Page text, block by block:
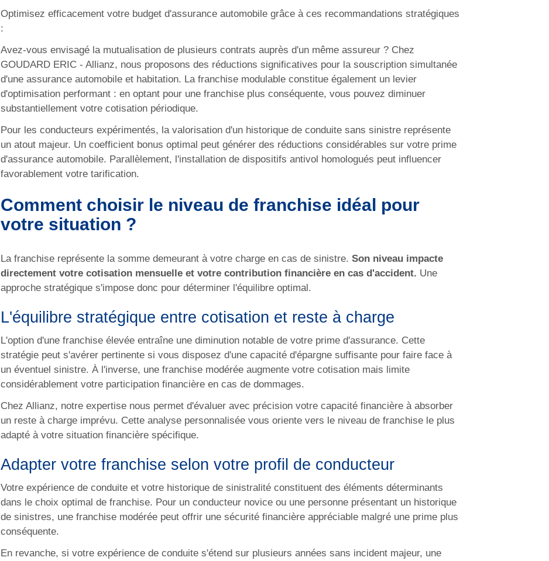
Optimisez efficacement votre budget d'assurance automobile grâce à ces recommandations stratégiques
:
Avez-vous envisagé la mutualisation de plusieurs contrats auprès d'un même assureur ? Chez
GOUDARD ERIC - Allianz, nous proposons des réductions significatives pour la souscription simultanée
d'une assurance automobile et habitation. La franchise modulable constitue également un levier
d'optimisation performant : en optant pour une franchise plus conséquente, vous pouvez diminuer
substantiellement votre cotisation périodique.
Pour les conducteurs expérimentés, la valorisation d'un historique de conduite sans sinistre représente
un atout majeur. Un coefficient bonus optimal peut générer des réductions considérables sur votre prime
d'assurance automobile. Parallèlement, l'installation de dispositifs antivol homologués peut influencer
favorablement votre tarification.
Comment choisir le niveau de franchise idéal pour
votre situation ?
La franchise représente la somme demeurant à votre charge en cas de sinistre. Son niveau impacte
directement votre cotisation mensuelle et votre contribution financière en cas d'accident. Une
approche stratégique s'impose donc pour déterminer l'équilibre optimal.
L'équilibre stratégique entre cotisation et reste à charge
L'option d'une franchise élevée entraîne une diminution notable de votre prime d'assurance. Cette
stratégie peut s'avérer pertinente si vous disposez d'une capacité d'épargne suffisante pour faire face à
un éventuel sinistre. À l'inverse, une franchise modérée augmente votre cotisation mais limite
considérablement votre participation financière en cas de dommages.
Chez Allianz, notre expertise nous permet d'évaluer avec précision votre capacité financière à absorber
un reste à charge imprévu. Cette analyse personnalisée vous oriente vers le niveau de franchise le plus
adapté à votre situation financière spécifique.
Adapter votre franchise selon votre profil de conducteur
Votre expérience de conduite et votre historique de sinistralité constituent des éléments déterminants
dans le choix optimal de franchise. Pour un conducteur novice ou une personne présentant un historique
de sinistres, une franchise modérée peut offrir une sécurité financière appréciable malgré une prime plus
conséquente.
En revanche, si votre expérience de conduite s'étend sur plusieurs années sans incident majeur, une